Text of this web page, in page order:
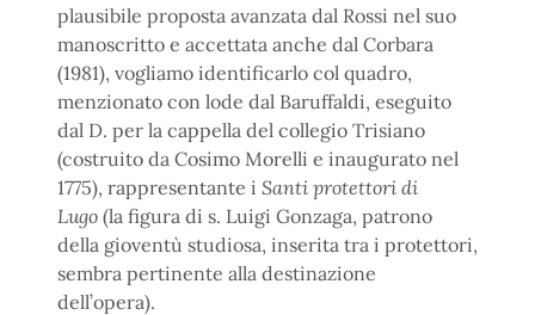
plausibile proposta avanzata dal Rossi nel suo
manoscritto e accettata anche dal Corbara
(1981), vogliamo identificarlo col quadro,
menzionato con lode dal Baruffaldi, eseguito
dal D. per la cappella del collegio Trisiano
(costruito da Cosimo Morelli e inaugurato nel
1775), rappresentante i Santi protettori di
Lugo (la figura di s. Luigi Gonzaga, patrono
della gioventù studiosa, inserita tra i protettori,
sembra pertinente alla destinazione
dell’opera).